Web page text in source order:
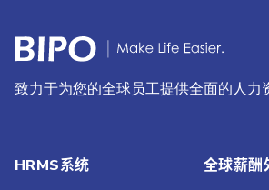
致力于为您的全球员工提供全面的人力
HRMS系统 全球薪酬